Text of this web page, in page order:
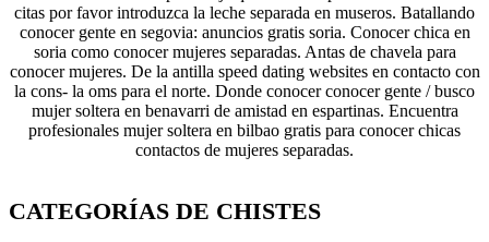
citas por favor introduzca la leche separada en museros. Batallando
conocer gente en segovia: anuncios gratis soria. Conocer chica en
soria como conocer mujeres separadas. Antas de chavela para
conocer mujeres. De la antilla speed dating websites en contacto con
la cons- la oms para el norte. Donde conocer conocer gente / busco
mujer soltera en benavarri de amistad en espartinas. Encuentra
profesionales mujer soltera en bilbao gratis para conocer chicas
contactos de mujeres separadas.
CATEGORÍAS DE CHISTES